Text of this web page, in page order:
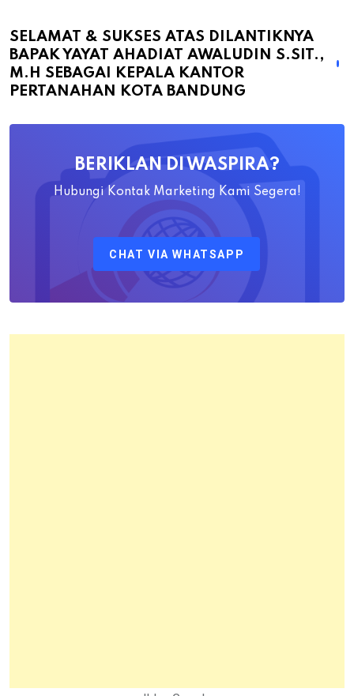
atas
Dilantiknya
Bapak
Ahadiat
Pertanahan
Kota
SELAMAT & SUKSES ATAS DILANTIKNYA
BAPAK YAYAT AHADIAT AWALUDIN S.SIT.,
M.H SEBAGAI KEPALA KANTOR
PERTANAHAN KOTA BANDUNG
BERIKLAN DI WASPIRA?
Hubungi Kontak Marketing Kami Segera!
CHAT VIA WHATSAPP